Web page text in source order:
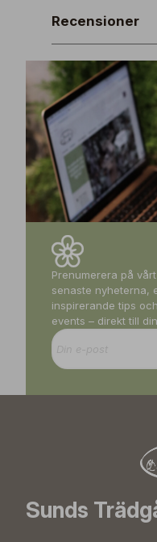
Recensioner
Prenumerera på
senaste nyheterna,
inspirerande tips
events – direkt till
Sunds